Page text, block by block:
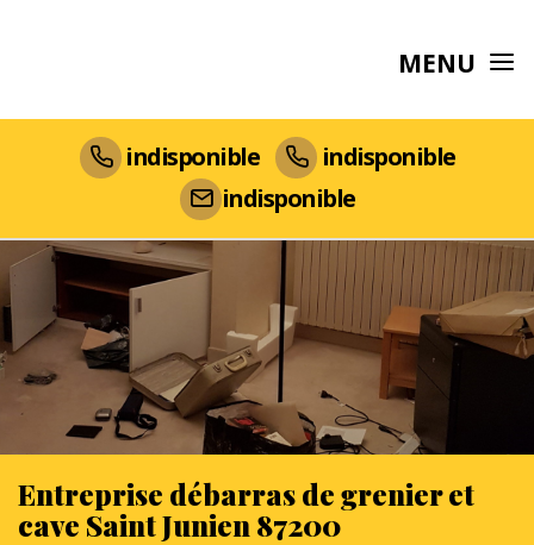
MENU
indisponible
indisponible
indisponible
Entreprise débarras de grenier et
cave Saint Junien 87200